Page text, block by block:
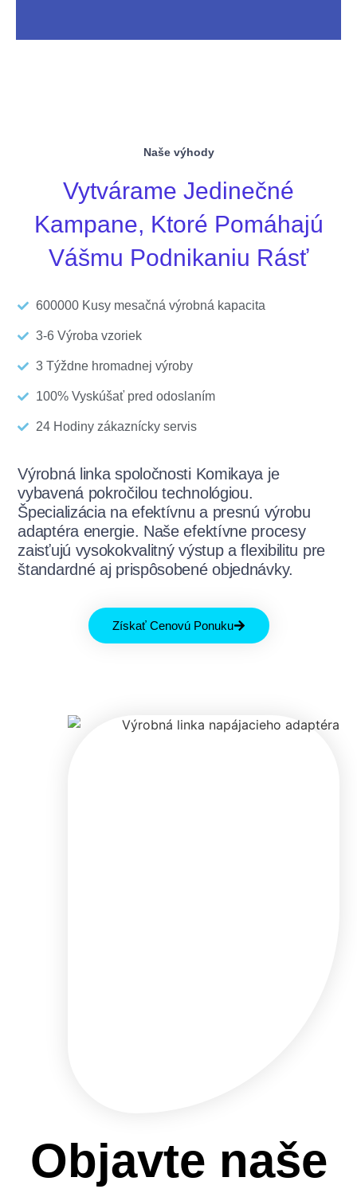
Naše výhody
Vytvárame Jedinečné
Kampane, Ktoré Pomáhajú
Vášmu Podnikaniu Rásť
600000 Kusy mesačná výrobná kapacita
3-6 Výroba vzoriek
3 Týždne hromadnej výroby
100% Vyskúšať pred odoslaním
24 Hodiny zákaznícky servis
Výrobná linka spoločnosti Komikaya je
vybavená pokročilou technológiou.
Špecializácia na efektívnu a presnú výrobu
adaptéra energie. Naše efektívne procesy
zaisťujú vysokokvalitný výstup a flexibilitu pre
štandardné aj prispôsobené objednávky.
Získať Cenovú Ponuku
Objavte naše